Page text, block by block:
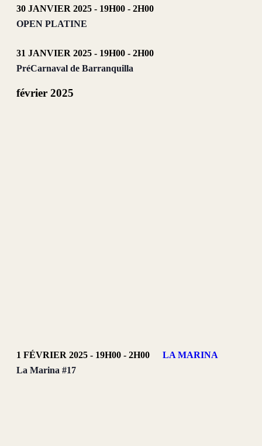
OPEN PLATINE
30 JANVIER 2025 - 19H00- 2H00
PréCarnaval de Barranquilla
31 JANVIER 2025 - 19H00- 2H00
février 2025
La Marina #17
1 FÉVRIER 2025 - 19H00- 2H00 LA MARINA